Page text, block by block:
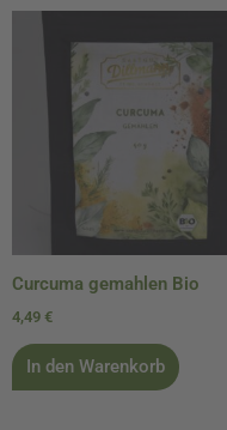
Curcuma gemahlen Bio
4,49 €
In den Warenkorb